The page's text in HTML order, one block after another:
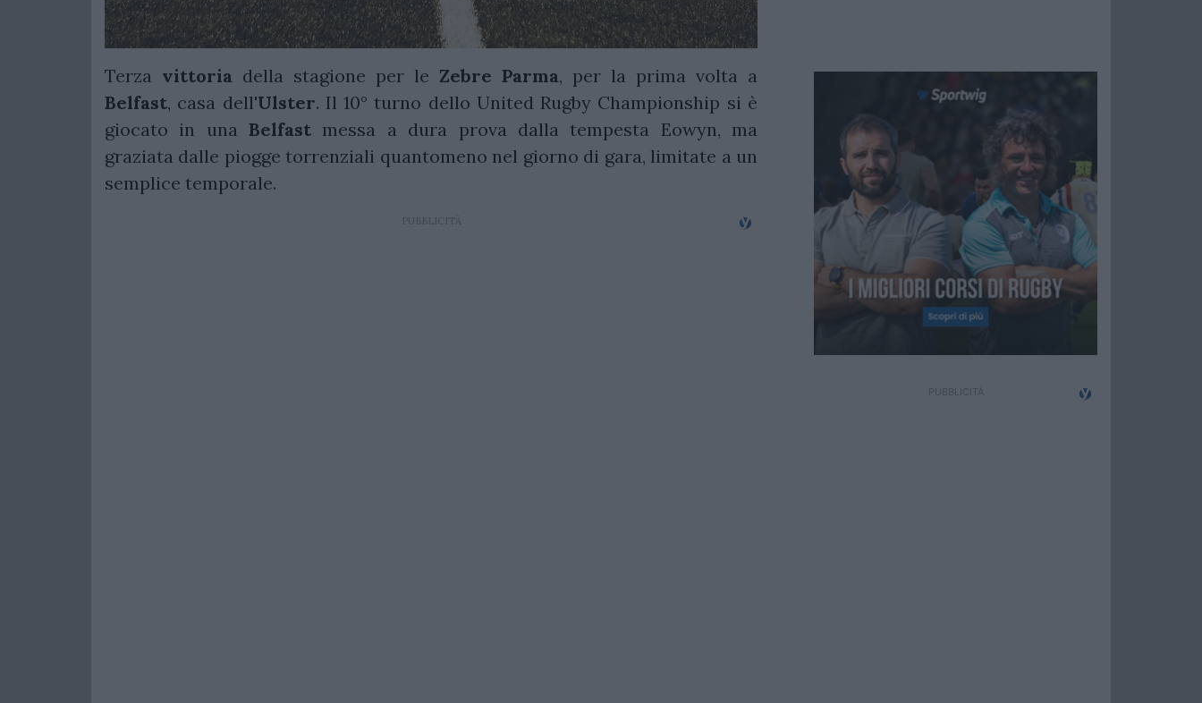
Terza vittoria della stagione per le Zebre Parma, per la prima volta a
Belfast, casa dell'Ulster. Il 10° turno dello United Rugby Championship si è
giocato in unaBelfast messa a dura prova dalla tempesta Eowyn, ma
graziata dalle piogge torrenziali quantomeno nel giorno di gara, limitate a un
semplice temporale.